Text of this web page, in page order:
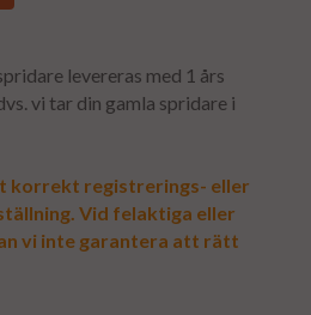
levereras med 1 års
vi tar din gamla spridare i
korrekt registrerings- eller
Vid felaktiga eller
vi inte garantera att rätt